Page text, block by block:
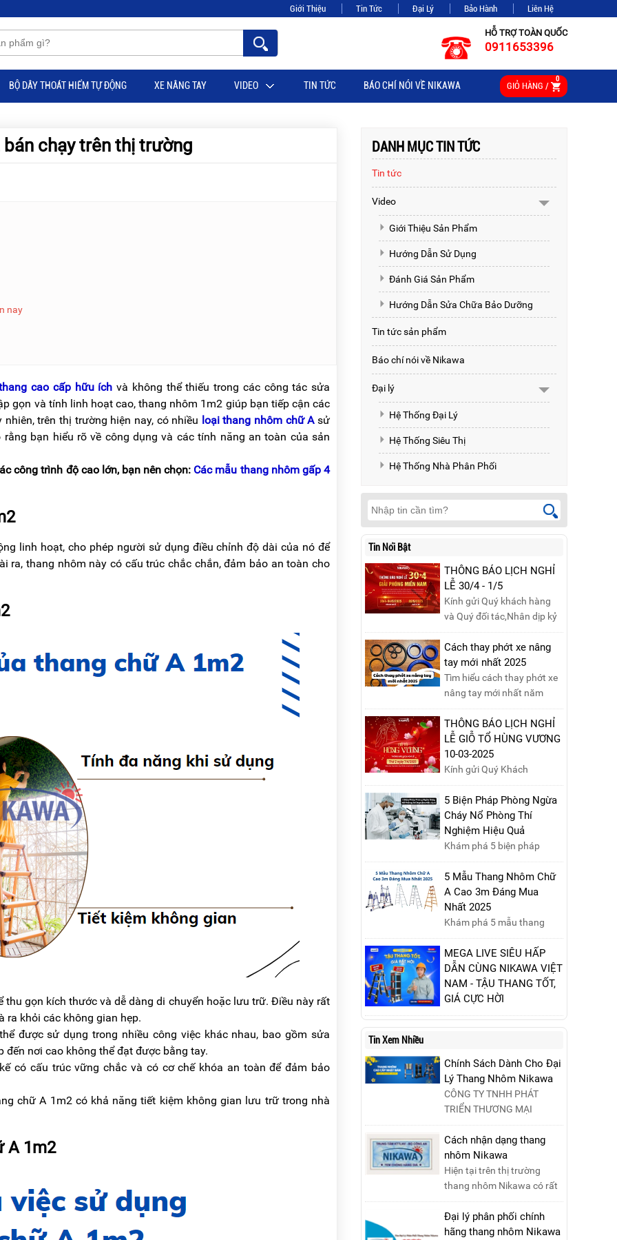
Giới Thiệu Tin Tức Đại Lý Bảo Hành Liên Hệ
HỖ TRỢ TOÀN QUỐC
0911653396
BỘ DÂY THOÁT HIỂM TỰ ĐỘNG XE NÂNG TAY VIDEO TIN TỨC BÁO CHÍ NÓI VỀ NIKAWA GIỎ HÀNG /
0
chạy trên thị trường
nay
cao cấp hữu ích và không thể thiếu trong các công tác sửa
gọn và tính linh hoạt cao, thang nhôm 1m2 giúp bạn tiếp cận các
trên thị trường hiện nay, có nhiều loại thang nhôm chữ Asử
bạn hiểu rõ về công dụng và các tính năng an toàn của sản
công trình độ cao lớn, bạn nên chọn: Các mẫu thang nhôm gấp 4
linh hoạt, cho phép người sử dụng điều chỉnh độ dài của nó để
ra, thang nhôm này có cấu trúc chắc chắn, đảm bảo an toàn cho
thu gọn kích thước và dễ dàng di chuyển hoặc lưu trữ. Điều này rất
ra khỏi các không gian hẹp.
được sử dụng trong nhiều công việc khác nhau, bao gồm sửa
đến nơi cao không thể đạt được bằng tay.
có cấu trúc vững chắc và có cơ chế khóa an toàn để đảm bảo
chữ A 1m2 có khả năng tiết kiệm không gian lưu trữ trong nhà
A 1m2
DANH MỤC TIN TỨC
Tin tức
Video
Giới Thiệu Sản Phẩm
Hướng Dẫn Sử Dụng
Đánh Giá Sản Phẩm
Hướng Dẫn Sửa Chữa Bảo Dưỡng
Tin tức sản phẩm
Báo chí nói về Nikawa
Đại lý
Hệ Thống Đại Lý
Hệ Thống Siêu Thị
Hệ Thống Nhà Phân Phối
Tin Nổi Bật
THÔNG BÁO LỊCH NGHỈ
LỄ 30/4 - 1/5
Kính gửi Quý khách hàng
và Quý đối tác,Nhân dịp kỷ
niệm Ngày Giải phóng miền
Nam 30/4 và Ngày Quốc tế
Lao động 1/5, Nikawa xin
trân trọng thông báo lịch
nghỉ lễ như sau:Thời gian
nghỉ: Từ Thứ Ba, ngày
29/04/2025 đến hết Chủ
Nhật, ngày 04/05/2025.T...
Cách thay phớt xe nâng
tay mới nhất 2025
Tìm hiểu cách thay phớt xe
nâng tay mới nhất năm
2025 với hướng dẫn chi tiết.
Đọc ngay để nắm vững quy
trình thay phớt đúng cách,
giúp xe nâng hoạt động
hiệu quả và bền lâu!
THÔNG BÁO LỊCH NGHỈ
LỄ GIỖ TỔ HÙNG VƯƠNG
10-03-2025
Kính gửi Quý Khách
hàng,Nikawa xin trân trọng
thông báo tới Quý Khách
hàng lịch nghỉ lễ Giỗ Tổ
Hùng Vương 10/03 như
sau:Thời gian nghỉ lễ: Thứ
Hai, ngày 07/04/2025,
nhằm ngày Giỗ Tổ Hùng
Vương – dịp để tưởng nhớ
công ơn dựng nước của các
Vua Hùng....
5 Biện Pháp Phòng Ngừa
Cháy Nổ Phòng Thí
Nghiệm Hiệu Quả
Khám phá 5 biện pháp
phòng ngừa cháy nổ phòng
thí nghiệm hiệu quả, giúp
bảo đảm an toàn cho nhân
viên, thiết bị và tài sản,
giảm thiểu nguy cơ cháy nổ
phòng thí nghiệm.
5 Mẫu Thang Nhôm Chữ
A Cao 3m Đáng Mua
Nhất 2025
Khám phá 5 mẫu thang
nhôm chữ A cao 3m đáng
mua nhất năm 2025. Đánh
giá chất lượng, độ an toàn
và giá bán để chọn sản
phẩm phù hợp!
MEGA LIVE SIÊU HẤP
DẪN CÙNG NIKAWA VIỆT
NAM - TẬU THANG TỐT,
GIÁ CỰC HỜI
Ngày 09/10/2024, từ
10h00 - 15h00, hãy cùng
của Nikawa Việt Nam để
nhận ngay những phần quà
siêu hấp dẫn và mua sắm
những sản phẩm thang
không thể tốt hơn!Tham gia
Mega Live, bạn sẽ nhận
được gì?...
Tin Xem Nhiều
Chính Sách Dành Cho Đại
Lý Thang Nhôm Nikawa
CÔNG TY TNHH PHÁT
TRIỂN THƯƠNG MẠI
NIKAWA VIỆT NAM –
Nikawa Miền Bắc: Số 19,
Đường Trung ....
Cách nhận dạng thang
nhôm Nikawa
Hiện tại trên thị trường
thang nhôm Nikawa có rất
nhiều loại thang kém chất
lượng, lấy thương h....
Đại lý phân phối chính
hãng thang nhôm Nikawa